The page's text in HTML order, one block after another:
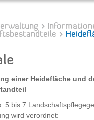
einer Heidefläche und
5 bis 7
wird verordnet: